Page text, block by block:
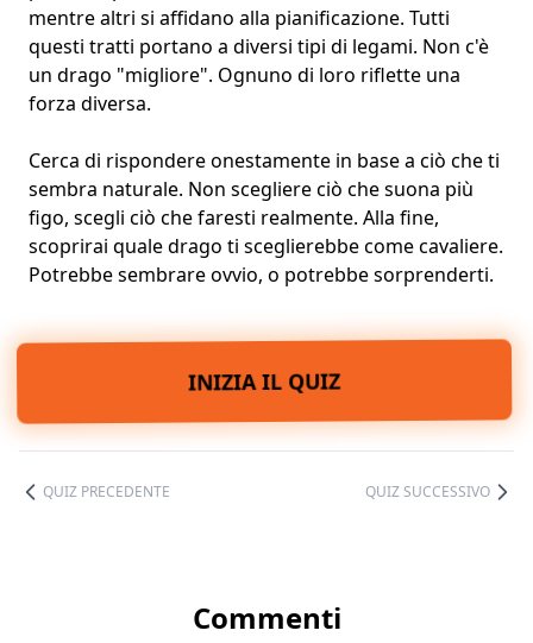
mentre altri si affidano alla pianificazione. Tutti
questi tratti portano a diversi tipi di legami. Non c'è
un drago "migliore". Ognuno di loro riflette una
forza diversa.
Cerca di rispondere onestamente in base a ciò che ti
sembra naturale. Non scegliere ciò che suona più
figo, scegli ciò che faresti realmente. Alla fine,
scoprirai quale drago ti sceglierebbe come cavaliere.
Potrebbe sembrare ovvio, o potrebbe sorprenderti.
INIZIA IL QUIZ
QUIZ PRECEDENTE QUIZ SUCCESSIVO
Commenti